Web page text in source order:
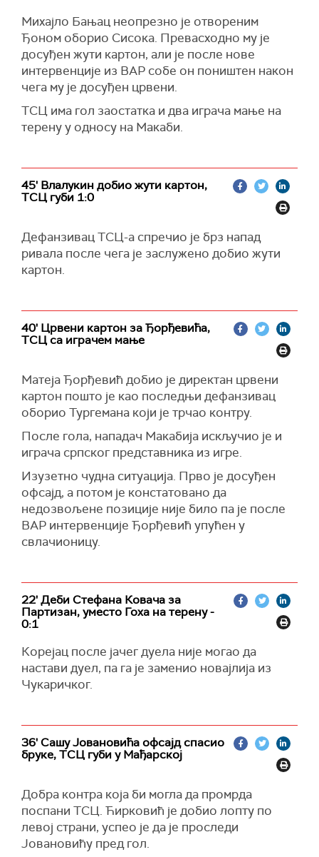
Михајло Бањац неопрезно је отвореним
Ђоном оборио Сисока. Превасходно му је
досуђен жути картон, али је после нове
интервенције из ВАР собе он поништен након
чега му је досуђен црвени.
ТСЦ има гол заостатка и два играча мање на
терену у односу на Макаби.
45' Влалукин добио жути картон,
ТСЦ губи 1:0
Дефанзивац ТСЦ-а спречио је брз напад
ривала после чега је заслужено добио жути
картон.
40' Црвени картон за Ђорђевића,
ТСЦ са играчем мање
Матеја Ђорђевић добио је директан црвени
картон пошто је као последњи дефанзивац
оборио Тургемана који је трчао контру.
После гола, нападач Макабија искључио је и
играча српског представника из игре.
Изузетно чудна ситуација. Прво је досуђен
офсајд, а потом је констатовано да
недозвољене позиције није било па је после
ВАР интервенције Ђорђевић упућен у
свлачионицу.
22' Деби Стефана Ковача за
Партизан, уместо Гоха на терену -
0:1
Корејац после јачег дуела није могао да
настави дуел, па га је заменио новајлија из
Чукаричког.
36' Сашу Јовановића офсајд спасио
бруке, ТСЦ губи у Мађарској
Добра контра која би могла да промрда
поспани ТСЦ. Ћирковић је добио лопту по
левој страни, успео је да је проследи
Јовановићу пред гол.